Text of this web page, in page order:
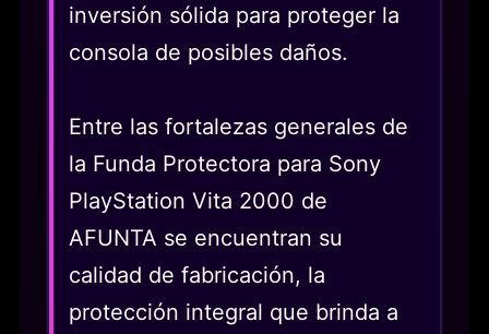
inversión sólida para proteger la
consola de posibles daños.
Entre las fortalezas generales de
la Funda Protectora para Sony
PlayStation Vita 2000 de
AFUNTA se encuentran su
calidad de fabricación, la
protección integral que brinda a